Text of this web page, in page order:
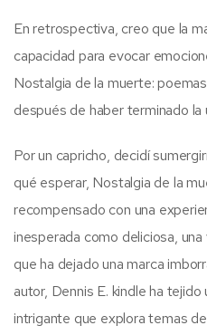
En retrospectiva, creo que la
capacidad para evocar
Nostalgia de la muerte:
después de haber terminado la
Por un capricho, decidí
qué esperar, Nostalgia de la
recompensado con una
inesperada como deliciosa,
que ha dejado una marca
autor, Dennis E. kindle ha
intrigante que explora temas